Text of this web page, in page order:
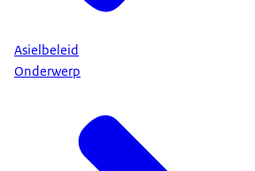
Asielbeleid
Onderwerp